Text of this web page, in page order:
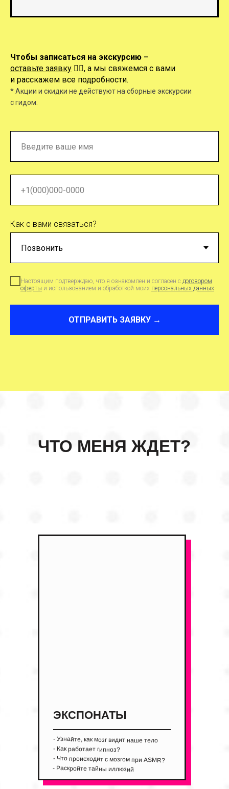
Чтобы записаться на экскурсию –
оставьте заявку 👇🏻, а мы свяжемся с вами
и расскажем все подробности.
* Акции и скидки не действуют на сборные экскурсии
с гидом.
Как с вами связаться?
Настоящим подтверждаю, что я ознакомлен и согласен с договором
оферты и использованием и обработкой моих персональных данных
ОТПРАВИТЬ ЗАЯВКУ →
- Узнайте, как мозг видит наше тело
- Как работает гипноз?
- Что происходит с мозгом при ASMR?
- Раскройте тайны иллюзий
ЭКСПОНАТЫ
ЧТО МЕНЯ ЖДЕТ?